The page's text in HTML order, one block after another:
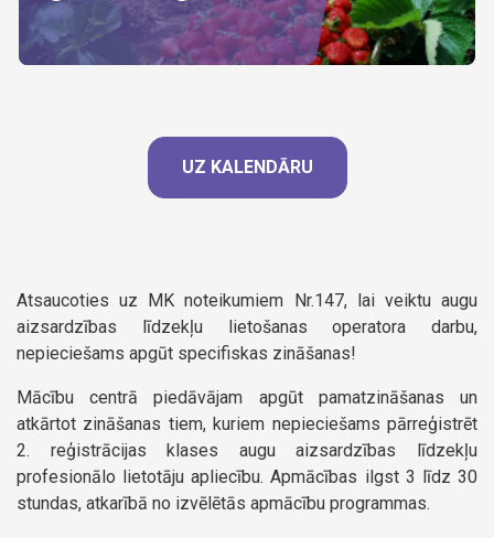
UZ KALENDĀRU
Atsaucoties uz MK noteikumiem Nr.147, lai veiktu augu
aizsardzības līdzekļu lietošanas operatora darbu,
nepieciešams apgūt specifiskas zināšanas!
Mācību centrā piedāvājam apgūt pamatzināšanas un
atkārtot zināšanas tiem, kuriem nepieciešams pārreģistrēt
2. reģistrācijas klases augu aizsardzības līdzekļu
profesionālo lietotāju apliecību. Apmācības ilgst 3 līdz 30
stundas, atkarībā no izvēlētās apmācību programmas.